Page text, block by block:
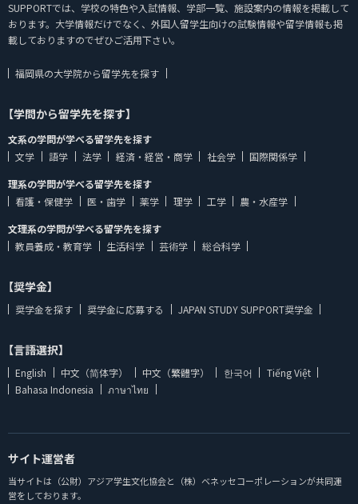
SUPPORTでは、学校の特色や入試情報、学部一覧、施設案内の情報を掲載して
おります。大学情報だけでなく、外国人留学生向けの試験情報や留学情報も掲
載しておりますのでぜひご活用下さい。
福岡県の大学院から留学先を探す
【学問から留学先を探す】
文系の学問が学べる留学先を探す
文学
語学 法学 経済・経営・商学 社会学
国際関係学
理系の学問が学べる留学先を探す
看護・保健学
医・歯学 薬学 理学 工学
農・水産学
文理系の学問が学べる留学先を探す
教員養成・教育学
生活科学 芸術学 総合科学
【奨学金】
奨学金を探す 奨学金に応募する JAPAN STUDY SUPPORT奨学金
【言語選択】
English 中文（简体字） 中文（繁體字） 한국어
Tiếng Việt
Bahasa Indonesia
ภาษาไทย
サイト運営者
当サイトは（公財）アジア学生文化協会と（株）ベネッセコーポレーションが共同運
営をしております。